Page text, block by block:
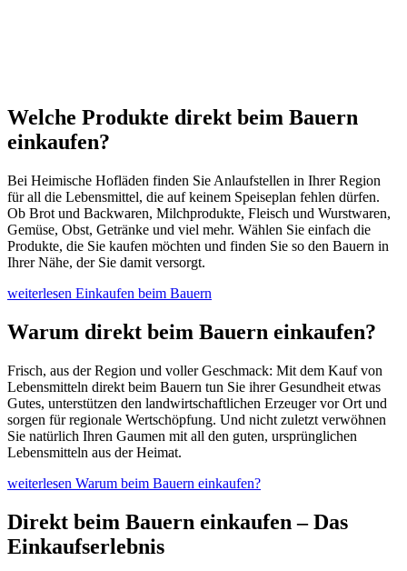
Welche Produkte direkt beim Bauern
einkaufen?
Bei Heimische Hofläden finden Sie Anlaufstellen in Ihrer Region
für all die Lebensmittel, die auf keinem Speiseplan fehlen dürfen.
Ob Brot und Backwaren, Milchprodukte, Fleisch und Wurstwaren,
Gemüse, Obst, Getränke und viel mehr. Wählen Sie einfach die
Produkte, die Sie kaufen möchten und finden Sie so den Bauern in
Ihrer Nähe, der Sie damit versorgt.
weiterlesen Einkaufen beim Bauern
Warum direkt beim Bauern einkaufen?
Frisch, aus der Region und voller Geschmack: Mit dem Kauf von
Lebensmitteln direkt beim Bauern tun Sie ihrer Gesundheit etwas
Gutes, unterstützen den landwirtschaftlichen Erzeuger vor Ort und
sorgen für regionale Wertschöpfung. Und nicht zuletzt verwöhnen
Sie natürlich Ihren Gaumen mit all den guten, ursprünglichen
Lebensmitteln aus der Heimat.
weiterlesen Warum beim Bauern einkaufen?
Direkt beim Bauern einkaufen – Das
Einkaufserlebnis